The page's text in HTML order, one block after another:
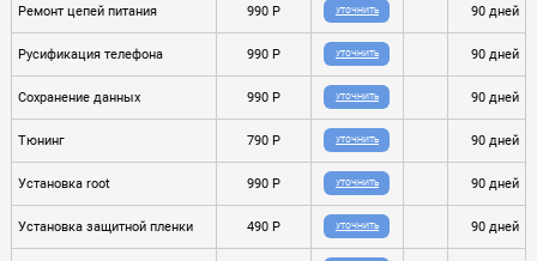
Ремонт цепей питания 990 P УТОЧНИТЬ 90 дней
Русификация телефона 990 P УТОЧНИТЬ 90 дней
Сохранение данных 990 P УТОЧНИТЬ 90 дней
Тюнинг 790 P УТОЧНИТЬ 90 дней
Установка root 990 P УТОЧНИТЬ 90 дней
Установка защитной пленки 490 P УТОЧНИТЬ 90 дней